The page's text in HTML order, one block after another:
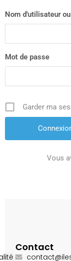
Nom d'utilisateur ou
Mot de passe
Garder ma
Vous
Contact